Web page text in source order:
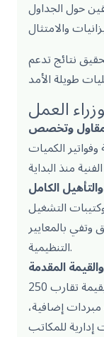
حول الجداول
نتائج تدعم
العمل
الكميات
الكامل
التشغيل
بالمعايير
التنظيمية.
المقدمة
منذ تأسيسها، أدار مكتب رئيس الوزراء أكثر من 1,000 أمر عمل بنظام التغيير بقيمة تقارب 250
مبردات إضافية،